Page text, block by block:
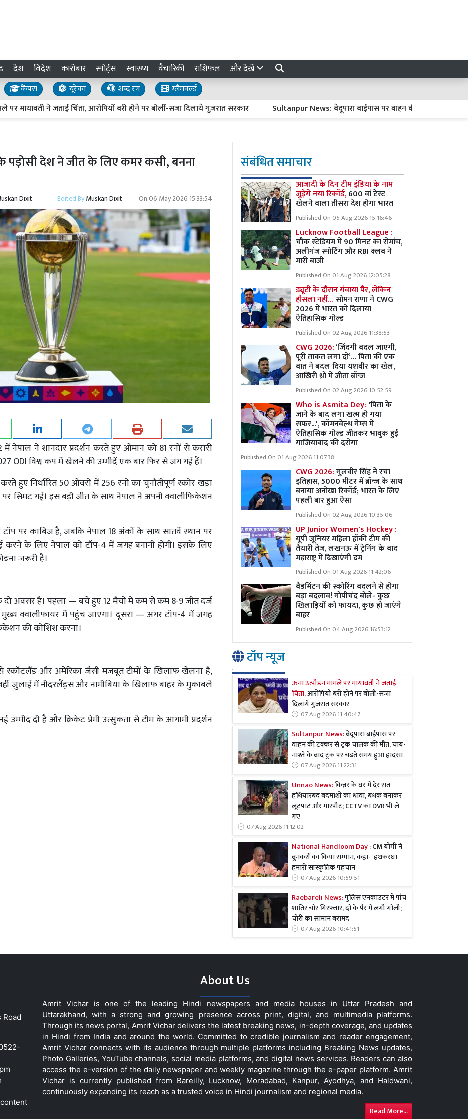
देश विदेश कारोबार स्पोर्ट्स स्वास्थ्य वैचारिकी राशिफल और देखें
कैंपस यूरेका शब्द रंग
ग्लैमवर्ल्ड
ने जताई चिंता, आरोपियों बरी होने पर बोलीं-सजा दिलाये गुजरात सरकार Sultanpur News: बेदूपारा बाईपास पर वाहन की टक्कर से ट्रक चालक
पड़ोसी देश ने जीत के लिए कमर कसी, बनना
Dixit Edited ByMuskan Dixit On06 May 2026 15:33:54
नेपाल ने शानदार प्रदर्शन करते हुए ओमान को 81 रनों से करारी
ODI विश्व कप में खेलने की उम्मीदें एक बार फिर से जग गई हैं।
हुए निर्धारित 50 ओवरों में 256 रनों का चुनौतीपूर्ण स्कोर खड़ा
पर सिमट गई। इस बड़ी जीत के साथ नेपाल ने अपनी क्वालीफिकेशन
पर काबिज है, जबकि नेपाल 18 अंकों के साथ सातवें स्थान पर
करने के लिए नेपाल को टॉप-4 में जगह बनानी होगी। इसके लिए
जरूरी है।
अवसर हैं। पहला — बचे हुए 12 मैचों में कम से कम 8-9 जीत दर्ज
क्वालीफायर में पहुंच जाएगा। दूसरा — अगर टॉप-4 में जगह
की कोशिश करना।
स्कॉटलैंड और अमेरिका जैसी मजबूत टीमों के खिलाफ खेलना है,
जुलाई में नीदरलैंड्स और नामीबिया के खिलाफ बाहर के मुकाबले
दी है और क्रिकेट प्रेमी उत्सुकता से टीम के आगामी प्रदर्शन
संबंधित समाचार
आजादी के दिन टीम इंडिया के नाम
जुड़ेंगे नया रिकॉर्ड,600 वां टेस्ट
खेलने वाला तीसरा देश होगा भारत
Published On 05 Aug 2026 15:16:46
Lucknow Football League :
चौक स्टेडियम में 90 मिनट का रोमांच,
अलीगंज स्पोर्टिंग और RBI क्लब ने
मारी बाजी
Published On 01 Aug 2026 12:05:28
ड्यूटी के दौरान गंवाया पैर, लेकिन
हौसला नहीं…सोमन राणा ने CWG
2026 में भारत को दिलाया
ऐतिहासिक गोल्ड
Published On 02 Aug 2026 11:38:53
CWG 2026:‘जिंदगी बदल जाएगी,
पूरी ताकत लगा दो’… पिता की एक
बात ने बदल दिया यशवीर का खेल,
आखिरी थ्रो में जीता ब्रॉन्ज
Published On 02 Aug 2026 10:52:59
Who is Asmita Dey: 'पिता के
जाने के बाद लगा खत्म हो गया
सफर...', कॉमनवेल्थ गेम्स में
ऐतिहासिक गोल्ड जीतकर भावुक हुईं
गाजियाबाद की दरोगा
Published On 01 Aug 2026 11:07:38
CWG 2026:गुलवीर सिंह ने रचा
इतिहास, 5000 मीटर में ब्रॉन्ज के साथ
बनाया अनोखा रिकॉर्ड; भारत के लिए
पहली बार हुआ ऐसा
Published On 02 Aug 2026 10:35:06
UP Junior Women's Hockey :
यूपी जूनियर महिला हॉकी टीम की
तैयारी तेज, लखनऊ में ट्रेनिंग के बाद
महाराष्ट्र में दिखाएंगी दम
Published On 01 Aug 2026 11:42:06
बैडमिंटन की स्कोरिंग बदलने से होगा
बड़ा बदलाव! गोपीचंद बोले- कुछ
खिलाड़ियों को फायदा, कुछ हो जाएंगे
बाहर
Published On 04 Aug 2026 16:53:12
टॉप न्यूज
ऊना उत्पीड़न मामले पर मायावती ने जताई
चिंता,आरोपियों बरी होने पर बोलीं-सजा
दिलाये गुजरात सरकार
07 Aug 2026 11:40:47
Sultanpur News:बेदूपारा बाईपास पर
वाहन की टक्कर से ट्रक चालक की मौत, चाय-
नाश्ते के बाद ट्रक पर चढ़ते समय हुआ हादसा
07 Aug 2026 11:22:31
Unnao News:किन्नर के घर में देर रात
हथियारबंद बदमाशों का धावा, बंधक बनाकर
लूटपाट और मारपीट; CCTV का DVR भी ले
गए
07 Aug 2026 11:12:02
National Handloom Day :CM योगी ने
बुनकरों का किया सम्मान, कहा- 'हथकरघा
हमारी सांस्कृतिक पहचान'
07 Aug 2026 10:59:51
Raebareli News:पुलिस एनकाउंटर में पांच
शातिर चोर गिरफ्तार, दो के पैर में लगी गोली;
चोरी का सामान बरामद
07 Aug 2026 10:41:51
Road
About Us
Amrit Vichar is one of the leading Hindi newspapers and media houses in Uttar Pradesh and
Uttarakhand, with a strong and growing presence across print, digital, and multimedia platforms.
Through its news portal, Amrit Vichar delivers the latest breaking news, in-depth coverage, and updates
in Hindi from India and around the world. Committed to credible journalism and reader engagement,
Amrit Vichar connects with its audience through multiple platforms including Breaking News updates,
Photo Galleries, YouTube channels, social media platforms, and digital news services. Readers can also
access the e-version of the daily newspaper and weekly magazine through the e-paper platform. Amrit
Vichar is currently published from Bareilly, Lucknow, Moradabad, Kanpur, Ayodhya, and Haldwani,
continuously expanding its reach as a trusted voice in Hindi journalism and regional media.
Read More...